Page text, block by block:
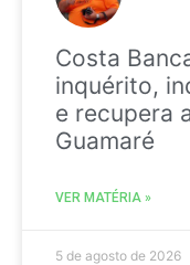
Costa
inquérito,
e recupera
Guamaré
VER MATÉRIA »
5 de agosto de 2026